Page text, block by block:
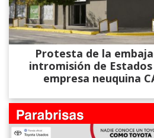
Protesta de la
intromisión de
empresa neuquina